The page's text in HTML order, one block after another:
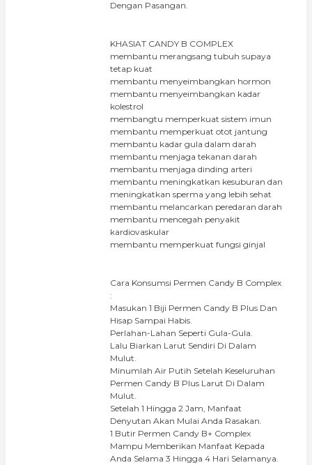
Dengan Pasangan.
KHASIAT CANDY B COMPLEX
membantu merangsang tubuh supaya
tetap kuat
membantu menyeimbangkan hormon
membantu menyeimbangkan kadar
kolestrol
membangtu memperkuat sistem imun
membantu memperkuat otot jantung
membantu kadar gula dalam darah
membantu menjaga tekanan darah
membantu menjaga dinding arteri
membantu meningkatkan kesuburan dan
meningkatkan sperma yang lebih sehat
membantu melancarkan peredaran darah
membantu mencegah penyakit
kardiovaskular
membantu memperkuat fungsi ginjal
Cara Konsumsi Permen Candy B Complex
:
Masukan 1 Biji Permen Candy B Plus Dan
Hisap Sampai Habis.
Perlahan-Lahan Seperti Gula-Gula.
Lalu Biarkan Larut Sendiri Di Dalam
Mulut.
Minumlah Air Putih Setelah Keseluruhan
Permen Candy B Plus Larut Di Dalam
Mulut.
Setelah 1 Hingga 2 Jam, Manfaat
Denyutan Akan Mulai Anda Rasakan.
1 Butir Permen Candy B+ Complex
Mampu Memberikan Manfaat Kepada
Anda Selama 3 Hingga 4 Hari Selamanya.